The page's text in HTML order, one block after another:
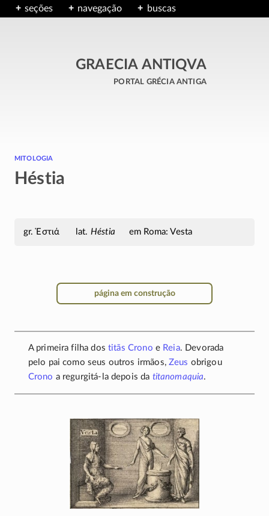
seções navegação buscas
GRAECIA ANTIQVA
portal grécia antiga
mitologia
Héstia
Ἑστιά Héstia em Roma: Vesta
página em construção
A primeira filha dos titãs Crono e Reia. Devorada
pelo pai como seus outros irmãos, Zeus obrigou
Crono a regurgitá-ladepois da titanomaquia.